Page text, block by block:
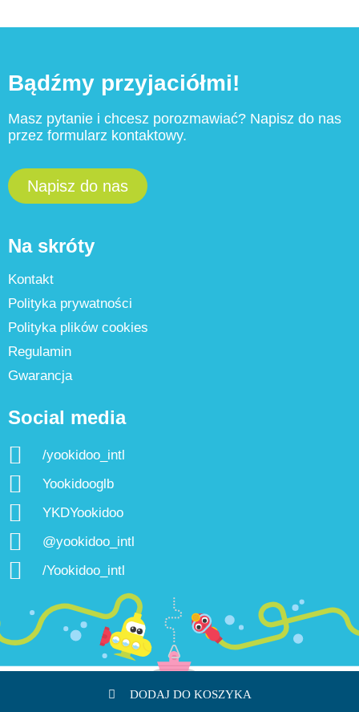
DODAJ DO KOSZYKA
Bądźmy przyjaciółmi!
Masz pytanie i chcesz porozmawiać? Napisz do nas
przez formularz kontaktowy.
Napisz do nas
Na skróty
Kontakt
Polityka prywatności
Polityka plików cookies
Regulamin
Gwarancja
Social media
/yookidoo_intl
Yookidooglb
YKDYookidoo
@yookidoo_intl
/Yookidoo_intl